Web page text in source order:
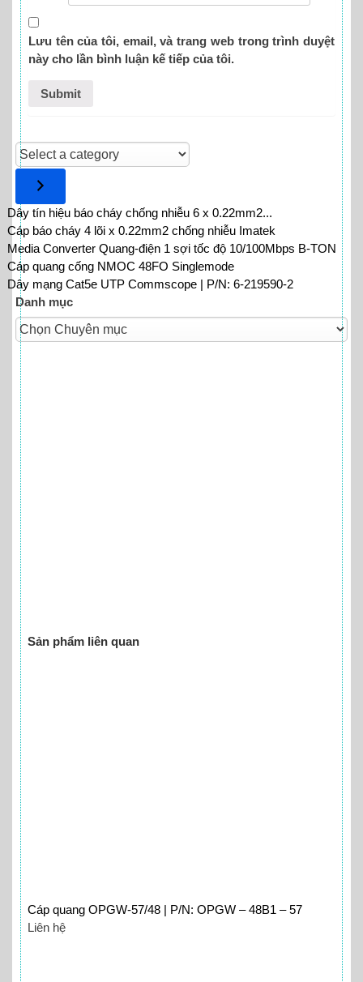
Lưu tên của tôi, email, và trang web trong trình duyệt
này cho lần bình luận kế tiếp của tôi.
Select
a
category
Dây tín hiệu báo cháy chống nhiễu 6 x 0.22mm2...
Cáp báo cháy 4 lõi x 0.22mm2 chống nhiễu Imatek
Media Converter Quang-điện 1 sợi tốc độ 10/100Mbps B-TON
Cáp quang cống NMOC 48FO Singlemode
Dây mạng Cat5e UTP Commscope | P/N: 6-219590-2
Danh mục
Sản phẩm liên quan
Cáp quang OPGW-57/48 | P/N: OPGW – 48B1 – 57
Liên hệ